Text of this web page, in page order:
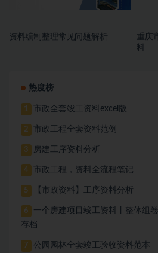
资料编制整理常见问题解析
重庆
料
热度榜
1 市政全套竣工资料excel版
2 市政工程全套资料范例
3 房建工序资料分析
4 市政工程，资料全流程笔记
5 【市政资料】工序资料分析
6
一个房建项目竣工资料丨整体组
存档
7 公园园林全套竣工验收资料范本